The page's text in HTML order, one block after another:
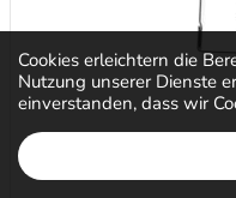
Cookies erleichtern die
Nutzung unserer Dienste
einverstanden, dass wir